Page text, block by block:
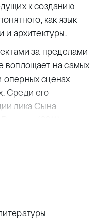
к созданию
как язык
и архитектуры.
за пределами
воплощает на самых
оперных сценах
Среди его
лика Сына
«Орфей
опера, 2015;
(Лионская